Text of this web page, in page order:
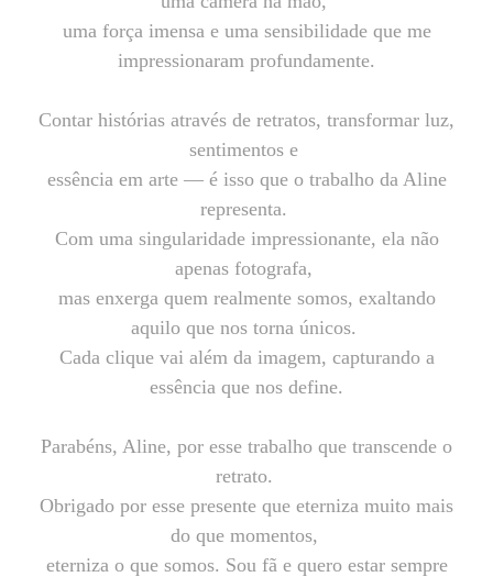
uma força imensa e uma sensibilidade que me
impressionaram profundamente.
Contar histórias através de retratos, transformar luz,
sentimentos e
essência em arte — é isso que o trabalho da Aline
representa.
Com uma singularidade impressionante, ela não
apenas fotografa,
mas enxerga quem realmente somos, exaltando
aquilo que nos torna únicos.
Cada clique vai além da imagem, capturando a
essência que nos define.
Parabéns, Aline, por esse trabalho que transcende o
retrato.
Obrigado por esse presente que eterniza muito mais
do que momentos,
eterniza o que somos. Sou fã e quero estar sempre